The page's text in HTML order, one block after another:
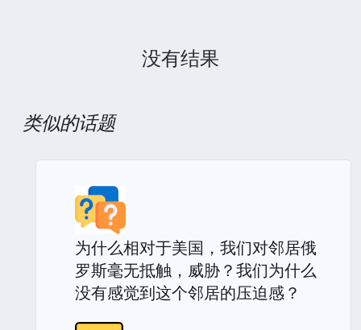
没有结果
类似的话题
为什么相对于美国，我们对邻居俄
罗斯毫无抵触，威胁？我们为什么
没有感觉到这个邻居的压迫感？